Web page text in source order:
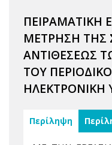
ΠΕΙΡΑΜΑΤΙΚΗ
ΜΕΤΡΗΣΗ ΤΗΣ
ΑΝΤΙΘΕΣΕΩΣ
ΤΟΥ
HΛΕΚΤΡΟΝΙΚΗ
Περίληψη